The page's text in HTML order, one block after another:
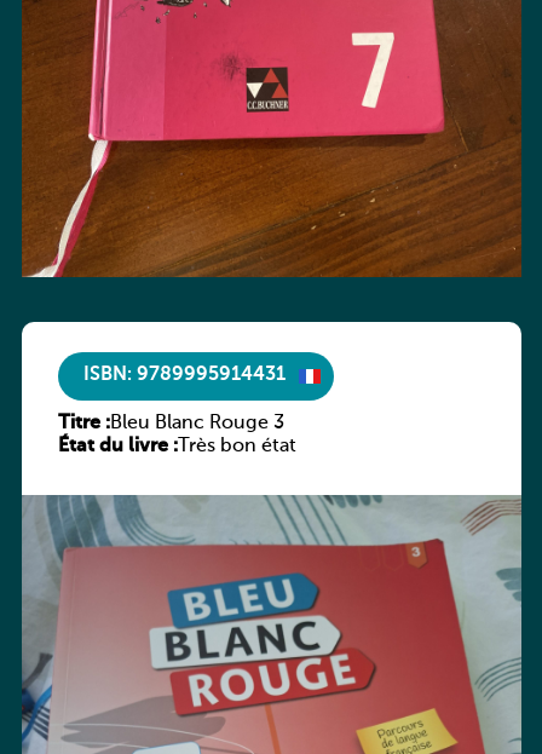
ISBN: 9789995914431
Titre :Bleu Blanc Rouge 3
État du livre :Très bon état